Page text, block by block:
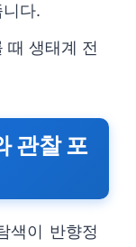
다.
때 생태계 전
관찰 포
색이 반향정